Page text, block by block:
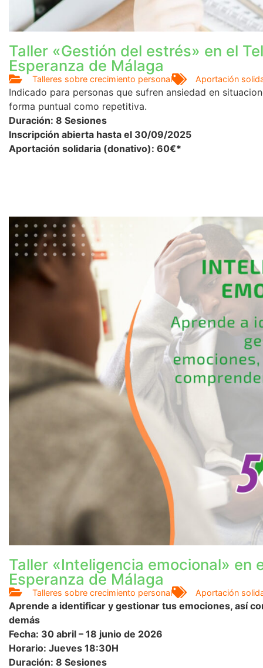
Taller «Gestión del estrés» en el
Esperanza de Málaga
Talleres sobre crecimiento personal Aportación
Indicado para personas que sufren ansiedad en
forma puntual como repetitiva.
Duración: 8 Sesiones
Inscripción abierta hasta el 30/09/2025
Aportación solidaria (donativo): 60€*
Taller «Inteligencia emocional» en
Esperanza de Málaga
Talleres sobre crecimiento personal Aportación
Aprende a identificar y gestionar tus emociones, así
demás
Fecha: 30 abril – 18 junio de 2026
Horario: Jueves 18:30H
Duración: 8 Sesiones